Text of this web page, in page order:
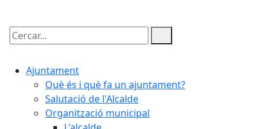
Cercar:
Ajuntament
Què és i què fa un ajuntament?
Salutació de l'Alcalde
Organització municipal